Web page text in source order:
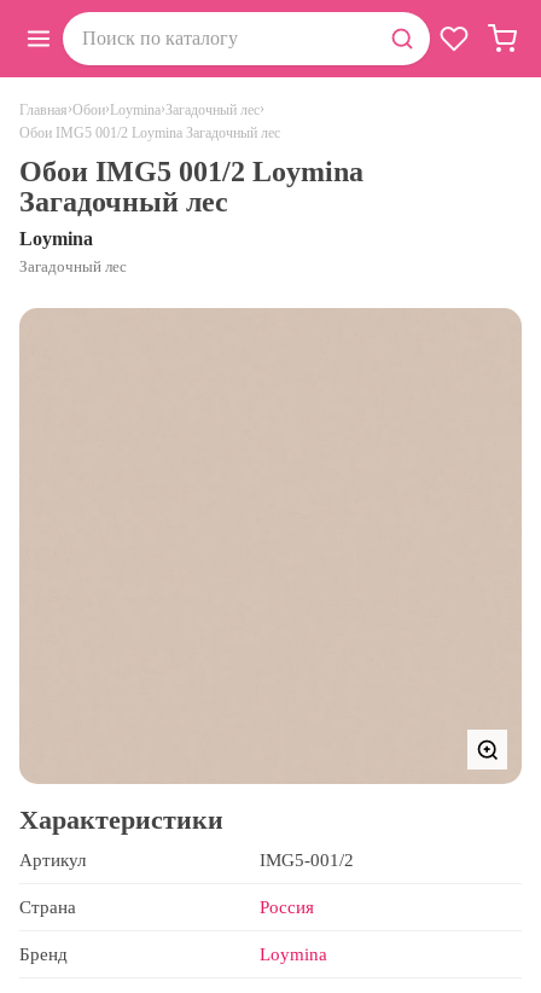
Главная›Обои› Loymina›Загадочный лес›
Обои IMG5 001/2 Loymina Загадочный лес
Обои IMG5 001/2 Loymina
Загадочный лес
Loymina
Загадочный лес
Характеристики
Артикул IMG5-001/2
Страна Россия
Бренд Loymina